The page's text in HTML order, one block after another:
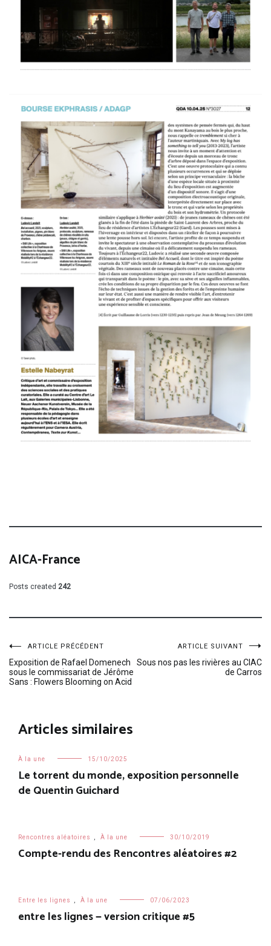
AICA-France
Posts created 242
Navigation
de
l’article
ARTICLE PRÉCÉDENT
Exposition de Rafael Domenech
sous le commissariat de Jérôme
Sans : Flowers Blooming on Acid
ARTICLE SUIVANT
Sous nos pas les rivières au CIAC
de Carros
Articles similaires
À la une 15/10/2025
Le torrent du monde, exposition personnelle
de Quentin Guichard
Rencontres aléatoires À la une 30/10/2019
Compte-rendu des Rencontres aléatoires #2
Entre les lignes À la une 07/06/2023
entre les lignes — version critique #5